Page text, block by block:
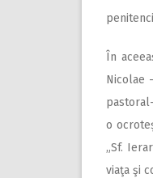
În
Nicolae
o
„Sf.
viaţa şi